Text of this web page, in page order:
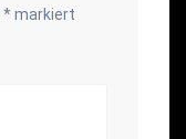
*markiert